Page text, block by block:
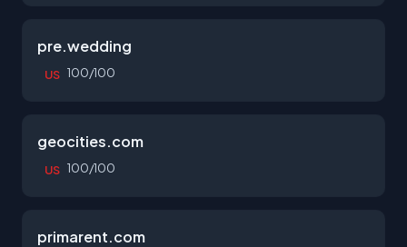
pre.wedding
US 100/100
geocities.com
US 100/100
primarent.com